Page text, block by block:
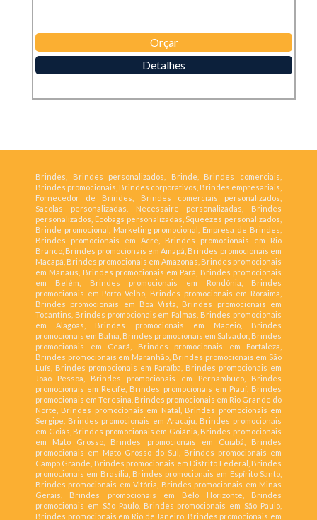
Orçar
Detalhes
Brindes, Brindes personalizados, Brinde, Brindes comerciais,
Brindes promocionais, Brindes corporativos, Brindes empresariais,
Fornecedor de Brindes, Brindes comerciais personalizados,
Sacolas personalizadas, Necessaire personalizadas, Brindes
personalizados, Ecobags personalizadas, Squeezes personalizados,
Brinde promocional, Marketing promocional, Empresa de Brindes,
Brindes promocionais em Acre, Brindes promocionais em Rio
Branco, Brindes promocionais em Amapá, Brindes promocionais em
Macapá, Brindes promocionais em Amazonas, Brindes promocionais
em Manaus, Brindes promocionais em Pará, Brindes promocionais
em Belém, Brindes promocionais em Rondônia, Brindes
promocionais em Porto Velho, Brindes promocionais em Roraima,
Brindes promocionais em Boa Vista, Brindes promocionais em
Tocantins, Brindes promocionais em Palmas, Brindes promocionais
em Alagoas, Brindes promocionais em Maceió, Brindes
promocionais em Bahia, Brindes promocionais em Salvador, Brindes
promocionais em Ceará, Brindes promocionais em Fortaleza,
Brindes promocionais em Maranhão, Brindes promocionais em São
Luís, Brindes promocionais em Paraíba, Brindes promocionais em
João Pessoa, Brindes promocionais em Pernambuco, Brindes
promocionais em Recife, Brindes promocionais em Piauí, Brindes
promocionais em Teresina, Brindes promocionais em Rio Grande do
Norte, Brindes promocionais em Natal, Brindes promocionais em
Sergipe, Brindes promocionais em Aracaju, Brindes promocionais
em Goiás, Brindes promocionais em Goiânia, Brindes promocionais
em Mato Grosso, Brindes promocionais em Cuiabá, Brindes
promocionais em Mato Grosso do Sul, Brindes promocionais em
Campo Grande, Brindes promocionais em Distrito Federal, Brindes
promocionais em Brasília, Brindes promocionais em Espírito Santo,
Brindes promocionais em Vitória, Brindes promocionais em Minas
Gerais, Brindes promocionais em Belo Horizonte, Brindes
promocionais em São Paulo, Brindes promocionais em São Paulo,
Brindes promocionais em Rio de Janeiro, Brindes promocionais em